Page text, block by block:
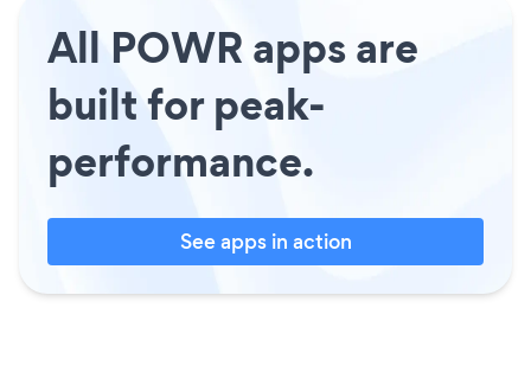
All POWR apps are
built for peak-
performance.
See apps in action